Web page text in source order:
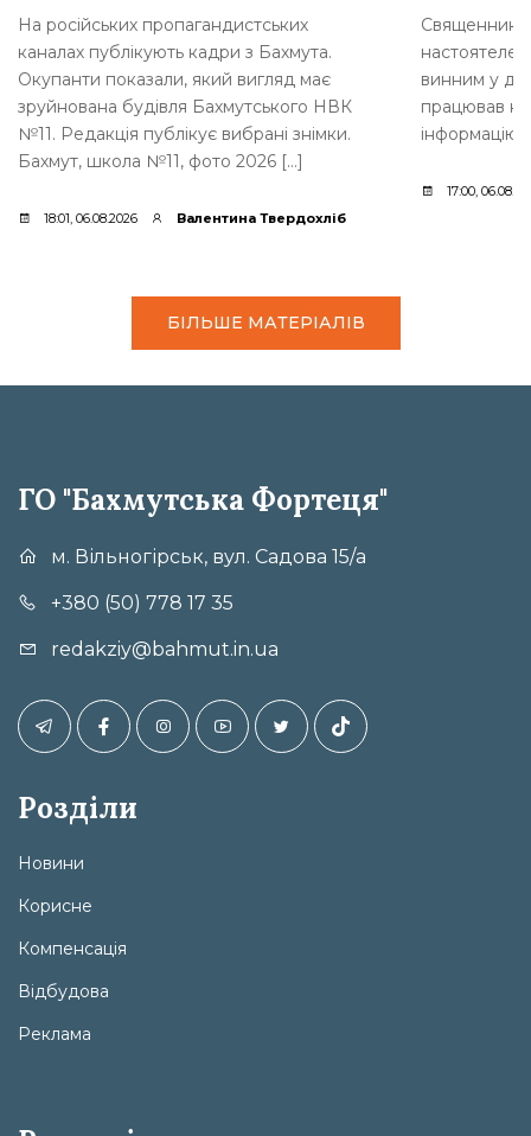
На російських пропагандистських
каналах публікують кадри з Бахмута.
Окупанти показали, який вигляд має
зруйнована будівля Бахмутського НВК
№11. Редакція публікує вибрані знімки.
Бахмут, школа №11, фото 2026 […]
18:01, 06.08.2026 Валентина Твердохліб
Священника
винним у
працював
інформацію
17:00,
БІЛЬШЕ МАТЕРІАЛІВ
ГО "Бахмутська Фортеця"
м. Вільногірськ, вул. Садова 15/а
+380 (50) 778 17 35
redakziy@bahmut.in.ua
Розділи
Новини
Корисне
Компенсація
Відбудова
Реклама